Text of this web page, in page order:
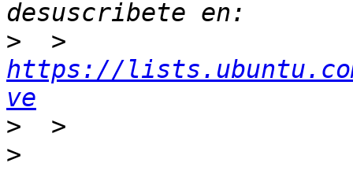
>
https://
ve
>
>